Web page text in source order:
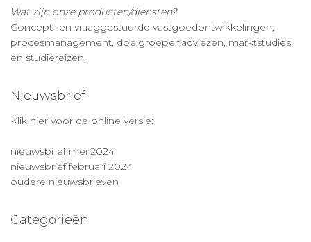
Wat zijn onze producten/diensten?
Concept- en vraaggestuurde vastgoedontwikkelingen,
procesmanagement, doelgroepenadviezen, marktstudies
en studiereizen.
Nieuwsbrief
Klik hier voor de online versie:
nieuwsbrief mei 2024
nieuwsbrief februari 2024
oudere nieuwsbrieven
Categorieën